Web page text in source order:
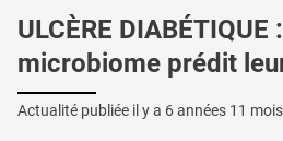
ULCÈRE DIABÉTIQUE
microbiome prédit
Actualité publiée il y a 6 années 11 mois